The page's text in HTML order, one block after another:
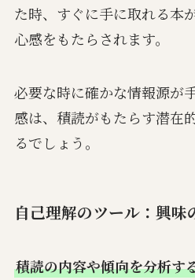
た時、すぐに手に取れる本
心感をもたらされます。
必要な時に確かな情報源が
感は、積読がもたらす潜在
るでしょう。
自己理解のツール：興
積読の内容や傾向を分析す